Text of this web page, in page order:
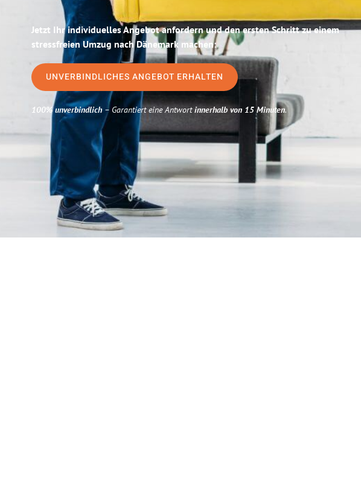
Jetzt Ihr individuelles Angebot anfordern und den ersten Schritt zu einem
stressfreien Umzug nach Dänemark machen:
UNVERBINDLICHES ANGEBOT ERHALTEN
100% unverbindlich– Garantiert eine Antwortinnerhalb von 15 Minuten.